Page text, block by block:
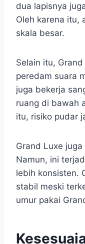
dua lapisnya
Oleh karena itu,
skala besar.
Selain itu,
peredam suara
juga bekerja
ruang di bawah
itu, risiko pudar
Grand Luxe
Namun, ini
lebih konsisten.
stabil meski
umur pakai